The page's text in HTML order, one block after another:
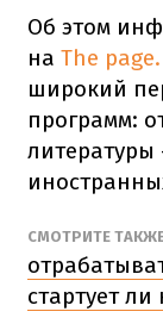
Об этом
на The page.
широкий
программ:
литературы
СМОТРИТЕ
стартует